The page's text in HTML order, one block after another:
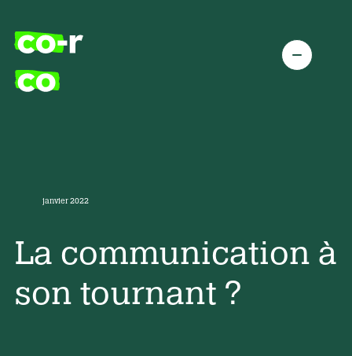
janvier 2022
La communication à
son tournant ?